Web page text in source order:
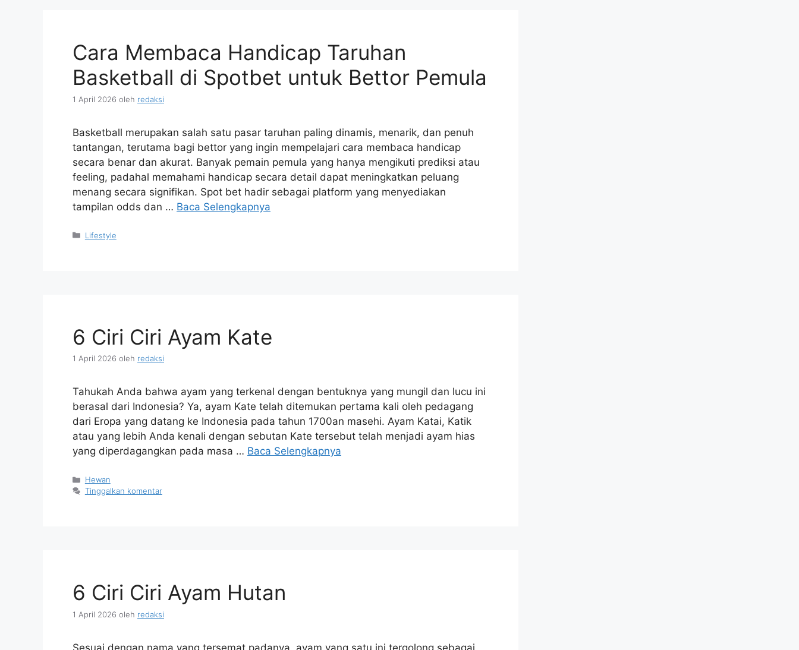
Cara Membaca Handicap Taruhan
Basketball di Spotbet untuk Bettor Pemula
1 April 2026 oleh redaksi
Basketball merupakan salah satu pasar taruhan paling dinamis, menarik, dan penuh
tantangan, terutama bagi bettor yang ingin mempelajari cara membaca handicap
secara benar dan akurat. Banyak pemain pemula yang hanya mengikuti prediksi atau
feeling, padahal memahami handicap secara detail dapat meningkatkan peluang
menang secara signifikan. Spot bet hadir sebagai platform yang menyediakan
tampilan odds dan … Baca Selengkapnya
Kategori
Lifestyle
6 Ciri Ciri Ayam Kate
1 April 2026 oleh redaksi
Tahukah Anda bahwa ayam yang terkenal dengan bentuknya yang mungil dan lucu ini
berasal dari Indonesia? Ya, ayam Kate telah ditemukan pertama kali oleh pedagang
dari Eropa yang datang ke Indonesia pada tahun 1700an masehi. Ayam Katai, Katik
atau yang lebih Anda kenali dengan sebutan Kate tersebut telah menjadi ayam hias
yang diperdagangkan pada masa … Baca Selengkapnya
Kategori
Hewan
Tinggalkan komentar
6 Ciri Ciri Ayam Hutan
1 April 2026 oleh redaksi
Sesuai dengan nama yang tersemat padanya, ayam yang satu ini tergolong sebagai